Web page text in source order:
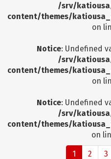
/srv/
content/themes/
on
Notice: Undefined
/srv/
content/themes/
on
Notice: Undefined
/srv/
content/themes/
on
1 2 3